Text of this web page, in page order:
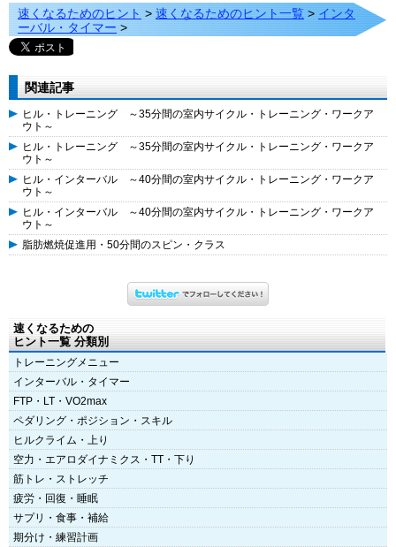
速くなるためのヒント > 速くなるためのヒント一覧 > インタ
ーバル・タイマー >
関連記事
ヒル・トレーニング ～35分間の室内サイクル・トレーニング・ワークア
ウト～
ヒル・トレーニング ～35分間の室内サイクル・トレーニング・ワークア
ウト～
ヒル・インターバル ～40分間の室内サイクル・トレーニング・ワークア
ウト～
ヒル・インターバル ～40分間の室内サイクル・トレーニング・ワークア
ウト～
脂肪燃焼促進用・50分間のスピン・クラス
速くなるための
ヒント一覧 分類別
トレーニングメニュー
インターバル・タイマー
FTP・LT・VO2max
ペダリング・ポジション・スキル
ヒルクライム・上り
空力・エアロダイナミクス・TT・下り
筋トレ・ストレッチ
疲労・回復・睡眠
サプリ・食事・補給
期分け・練習計画